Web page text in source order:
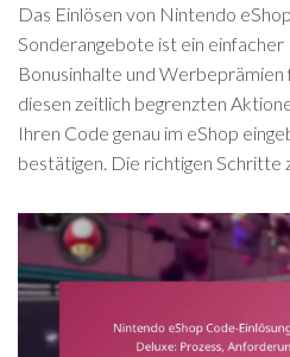
Das Einlösen von Nintendo
Sonderangebote ist ein einfacher
Bonusinhalte und Werbeprämien
diesen zeitlich begrenzten
Ihren Code genau im eShop
bestätigen. Die richtigen Schritte